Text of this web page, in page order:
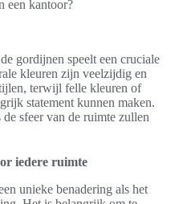
een kantoor?
gordijnen speelt een cruciale
kleuren zijn veelzijdig en
terwijl felle kleuren of
statement kunnen maken.
sfeer van de ruimte zullen
iedere ruimte
unieke benadering als het